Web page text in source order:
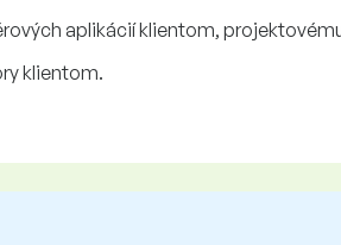
aplikácií klientom,
klientom.